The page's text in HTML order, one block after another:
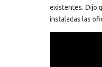
existentes. Dijo
instaladas las